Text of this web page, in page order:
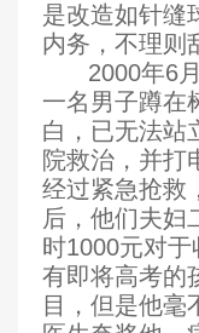
是改造如针缝
内务，不理则
2000年6
一名男子蹲在
白，已无法站
院救治，并打
经过紧急抢救
后，他们夫妇
时1000元对
有即将高考的
目，但是他毫